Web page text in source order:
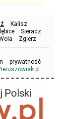
Kalisz
Sieradz
Zgierz
prywatność